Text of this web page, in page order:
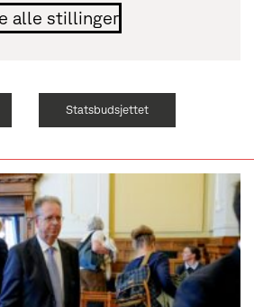
alle stillinger
Statsbudsjettet